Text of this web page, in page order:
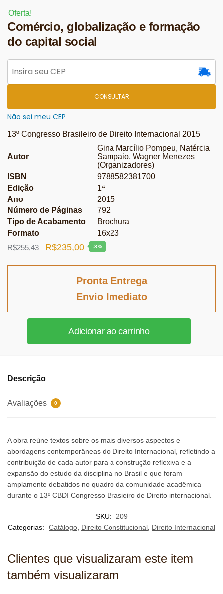
Oferta!
Comércio, globalização e formação
do capital social
CONSULTAR
Não sei meu CEP
13º Congresso Brasileiro de Direito Internacional 2015
Autor
Gina Marcílio Pompeu, Natércia
Sampaio, Wagner Menezes
(Organizadores)
ISBN
9788582381700
Edição
1ª
Ano
2015
Número de Páginas
792
Tipo de Acabamento
Brochura
Formato
16x23
R$255,43
O
R$235,00O
atual
-8%
Pronta Entrega
Envio Imediato
capital
quantidade
Adicionar ao carrinho
Descrição
Avaliações 0
A obra reúne textos sobre os mais diversos aspectos e
abordagens contemporâneas do Direito Internacional, refletindo a
contribuição de cada autor para a construção reflexiva e a
expansão do estudo da disciplina no Brasil e que foram
amplamente debatidos no quadro da comunidade acadêmica
durante o 13º CBDI Congresso Brasieiro de Direito internacional
SKU:
209
Categorias:
Catálogo, Direito Constitucional, Direito Internacional
Clientes que visualizaram este item
também visualizaram